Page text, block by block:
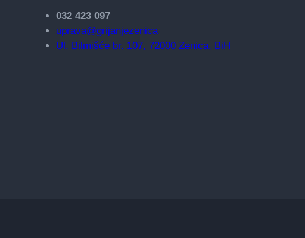
032 423 097
uprava@grijanjezenica
Ul. Bilmišće br. 107, 72000 Zenica, BiH